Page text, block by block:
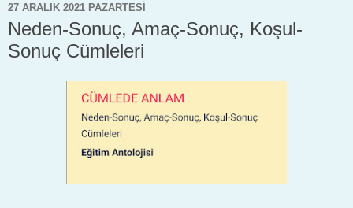
27 ARALIK 2021 PAZARTESI
Neden-Sonuç, Amaç-Sonuç, Koşul-
Sonuç Cümleleri